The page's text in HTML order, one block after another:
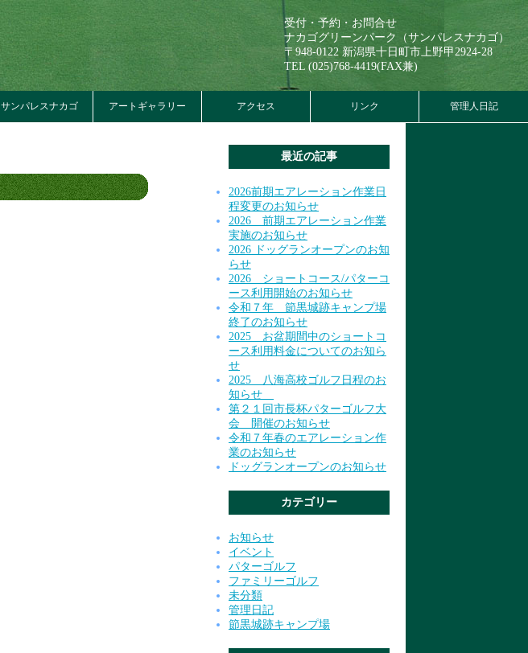
受付・予約・お問合せ
ナカゴグリーンパーク（サンパレスナカゴ）
〒948-0122 新潟県十日町市上野甲2924-28
TEL (025)768-4419(FAX兼)
サンパレスナカゴ アートギャラリー アクセス リンク 管理人日記
最近の記事
2026前期エアレーション作業日
程変更のお知らせ
2026 前期エアレーション作業
実施のお知らせ
2026 ドッグランオープンのお知
らせ
2026 ショートコース/パターコ
ース利用開始のお知らせ
令和７年 節黒城跡キャンプ場
終了のお知らせ
2025 お盆期間中のショートコ
ース利用料金についてのお知ら
せ
2025 八海高校ゴルフ日程のお
知らせ
第２１回市長杯パターゴルフ大
会 開催のお知らせ
令和７年春のエアレーション作
業のお知らせ
ドッグランオープンのお知らせ
カテゴリー
お知らせ
イベント
パターゴルフ
ファミリーゴルフ
未分類
管理日記
節黒城跡キャンプ場